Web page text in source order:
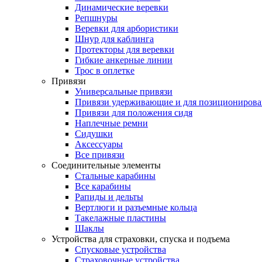
Динамические веревки
Репшнуры
Веревки для арбористики
Шнур для каблинга
Протекторы для веревки
Гибкие анкерные линии
Трос в оплетке
Привязи
Универсальные привязи
Привязи удерживающие и для
Привязи для положения сидя
Наплечные ремни
Сидушки
Аксессуары
Все привязи
Соединительные элементы
Стальные карабины
Все карабины
Рапиды и дельты
Вертлюги и разъемные кольца
Такелажные пластины
Шаклы
Устройства для страховки, спуска и подъема
Спусковые устройства
Страховочные устройства